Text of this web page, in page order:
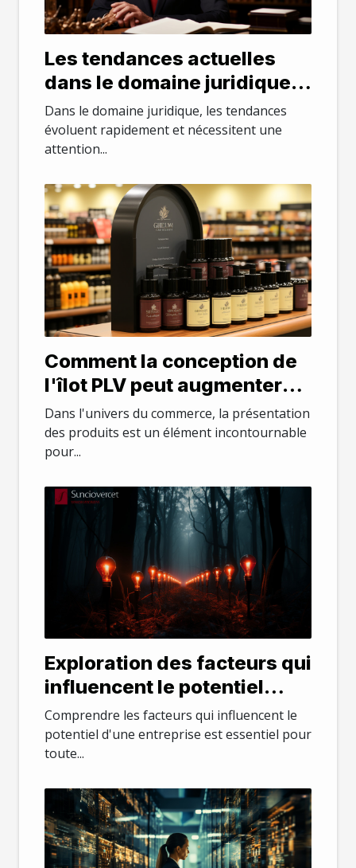
Les tendances actuelles
dans le domaine juridique
au Maryland
Dans le domaine juridique, les tendances
évoluent rapidement et nécessitent une
attention...
Comment la conception de
l'îlot PLV peut augmenter
l'attrait des produits en
magasin
Dans l'univers du commerce, la présentation
des produits est un élément incontournable
pour...
Exploration des facteurs qui
influencent le potentiel
d'une entreprise
Comprendre les facteurs qui influencent le
potentiel d'une entreprise est essentiel pour
toute...